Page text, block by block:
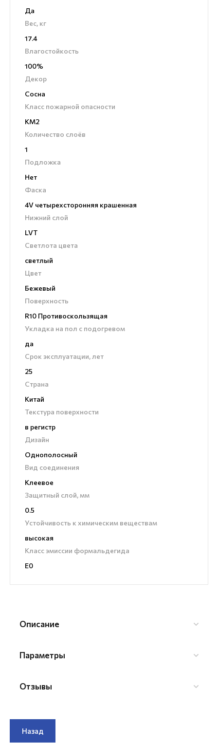
Да
Вес, кг
17.4
Влагостойкость
100%
Декор
Сосна
Класс пожарной опасности
КМ2
Количество слоёв
1
Подложка
Нет
Фаска
4V четырехсторонняя крашенная
Нижний слой
LVT
Светлота цвета
светлый
Цвет
Бежевый
Поверхность
R10 Противоскользящая
Укладка на пол c подогревом
да
Срок эксплуатации, лет
25
Страна
Китай
Текстура поверхности
в регистр
Дизайн
Однополосный
Вид соединения
Клеевое
Защитный слой, мм
0.5
Устойчивость к химическим веществам
высокая
Класс эмиссии формальдегида
E0
Описание
Параметры
Отзывы
Назад